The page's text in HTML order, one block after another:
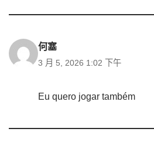
何塞
3 月 5, 2026 1:02 下午
Eu quero jogar também